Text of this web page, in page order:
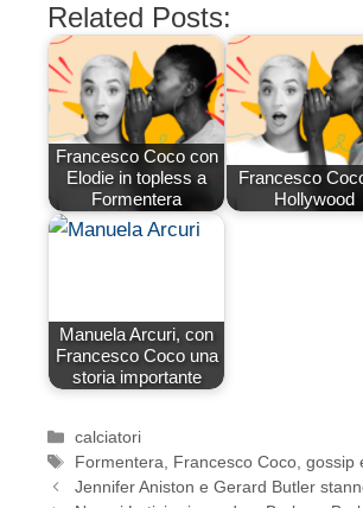
Related Posts:
Francesco Coco con
Elodie in topless a
Formentera
Francesco
Hollywood
Manuela Arcuri, con
Francesco Coco una
storia importante
Categorie
calciatori
Tag
Formentera, Francesco Coco,gossip
Jennifer Aniston e Gerard Butler